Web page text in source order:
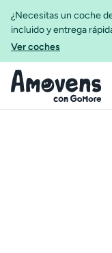
¿Necesitas un coche
incluido y entrega
Ver coches